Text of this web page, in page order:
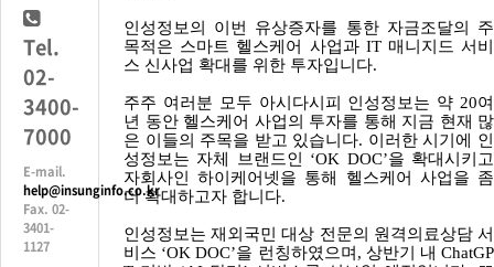
인성정보의 이번 유상증자를 통한 자금조달의 주
목적은 스마트 헬스케어 사업과IT 매니지드 서비
스 신사업 확대를 위한 투자입니다.
주주 여러분 모두 아시다시피 인성정보는 약 20여
년 동안 헬스케어 사업의 투자를 통해 지금 현재 많
은 이들의 주목을 받고 있습니다. 이러한 시기에 인
성정보는 자체 브랜드인 ‘OK DOC’을 확대시키고
자회사인 하이케어넷을 통해 헬스케어 사업을 좀
더 확대하고자 합니다.
인성정보는 재외국민 대상 전문의 원격의료상담 서
비스 ‘OK DOC’을 런칭하였으며 , 상반기 내 ChatGP
Tel.
02-
3400-
7000
E-mail.
help@insunginfo.co.kr
Fax. 02-
3401-
1127